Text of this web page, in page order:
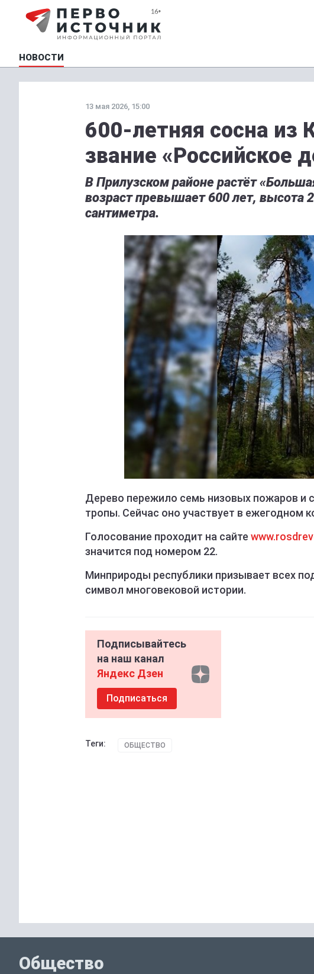
НОВОСТИ
13 мая 2026, 15:00
600-летняя сосна из
звание «Российское
В Прилузском районе растёт
возраст превышает 600 лет, высота
сантиметра.
Дерево пережило семь низовых пожаров и
тропы. Сейчас оно участвует в ежегодном
Голосование проходит на сайте
значится под номером 22.
Минприроды республики призывает всех
символ многовековой истории.
Подписывайтесь
на наш канал
Яндекс Дзен
Подписаться
Теги: ОБЩЕСТВО
Общество